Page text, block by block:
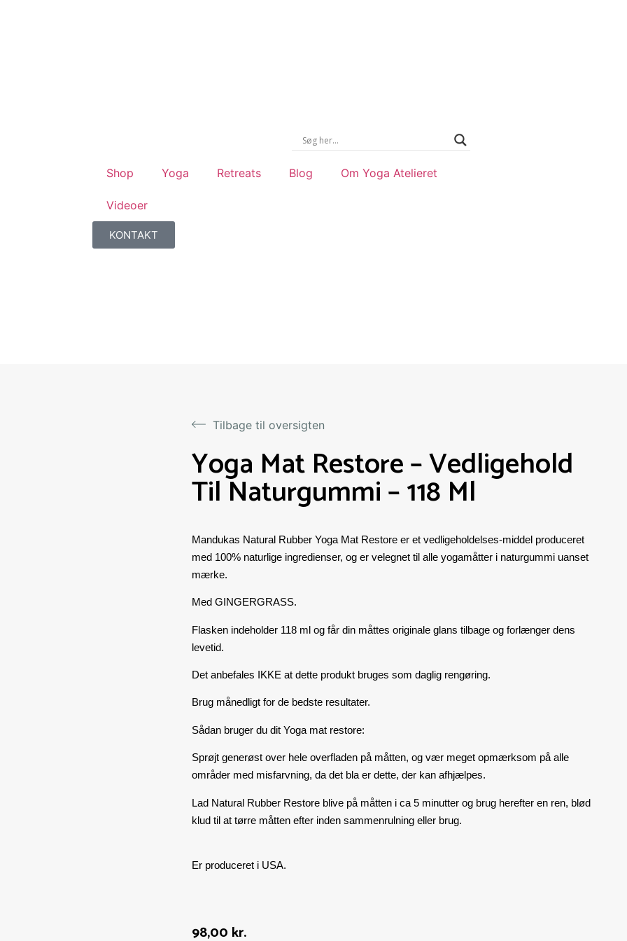
Shop Yoga Retreats Blog Om Yoga Atelieret
Videoer
KONTAKT
Yoga Mat Restore – Vedligehold
Til Naturgummi – 118 Ml
Mandukas Natural Rubber Yoga Mat Restore er et vedligeholdelses-middel produceret
med 100% naturlige ingredienser, og er velegnet til alle yogamåtter i naturgummi uanset
mærke.
Med GINGERGRASS.
Flasken indeholder 118 ml og får din måttes originale glans tilbage og forlænger dens
levetid.
Det anbefales IKKE at dette produkt bruges som daglig rengøring.
Brug månedligt for de bedste resultater.
Sådan bruger du dit Yoga mat restore:
Sprøjt generøst over hele overfladen på måtten, og vær meget opmærksom på alle
områder med misfarvning, da det bla er dette, der kan afhjælpes.
Lad Natural Rubber Restore blive på måtten i ca 5 minutter og brug herefter en ren, blød
klud til at tørre måtten efter inden sammenrulning eller brug.
Er produceret i USA.
98,00 kr.